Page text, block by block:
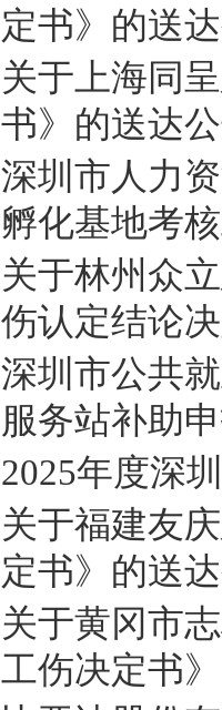
定书》的送
关于上海同
书》的送达
深圳市人力
孵化基地考
关于林州众
伤认定结论
深圳市公共
服务站补助
2025年度深
关于福建友
定书》的送
关于黄冈市
工伤决定书